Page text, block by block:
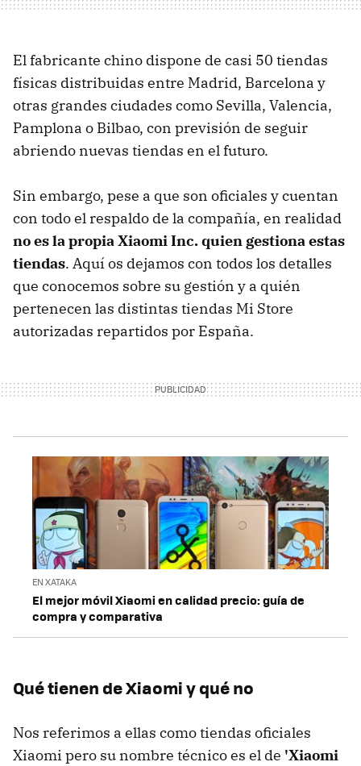
El fabricante chino dispone de casi 50 tiendas
físicas distribuidas entre Madrid, Barcelona y
otras grandes ciudades como Sevilla, Valencia,
Pamplona o Bilbao, con previsión de seguir
abriendo nuevas tiendas en el futuro.
Sin embargo, pese a que son oficiales y cuentan
con todo el respaldo de la compañía, en realidad
no es la propia Xiaomi Inc. quien gestiona estas
tiendas. Aquí os dejamos con todos los detalles
que conocemos sobre su gestión y a quién
pertenecen las distintas tiendas Mi Store
autorizadas repartidos por España.
EN XATAKA
El mejor móvil Xiaomi en calidad precio: guía de
compra y comparativa
Qué tienen de Xiaomi y qué no
Nos referimos a ellas como tiendas oficiales
Xiaomi pero su nombre técnico es el de 'Xiaomi